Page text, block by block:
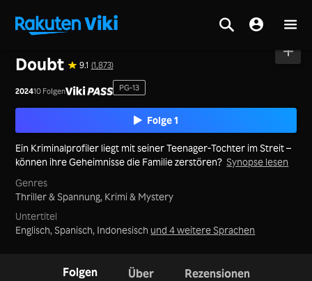
Doubt 9.1 (1,873)
202410 Folgen PG-13
Folge 1
Ein Kriminalprofiler liegt mit seiner Teenager-Tochter im Streit –
können ihre Geheimnisse die Familie zerstören? Synopse lesen
Genres
Thriller & Spannung, Krimi & Mystery
Untertitel
Englisch, Spanisch, Indonesisch und 4 weitere Sprachen
Folgen Über Rezensionen